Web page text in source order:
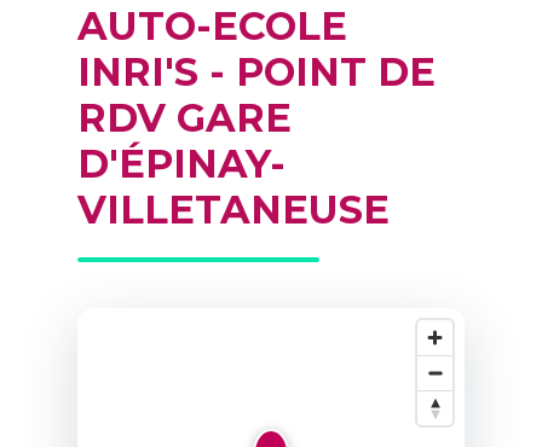
AUTO-ECOLE
INRI'S - POINT DE
RDV GARE
D'ÉPINAY-
VILLETANEUSE